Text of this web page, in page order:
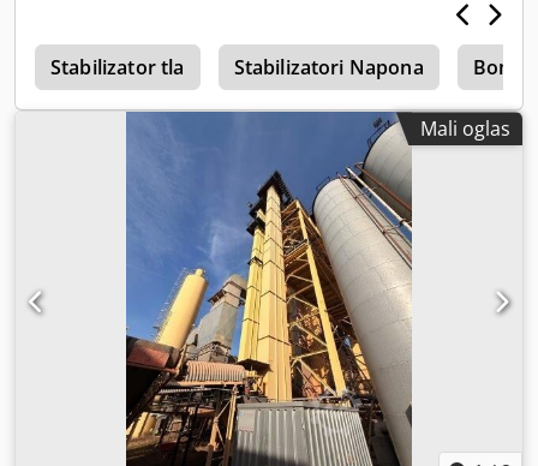
Stabilizator tla Stabilizatori Napona
Mali oglas